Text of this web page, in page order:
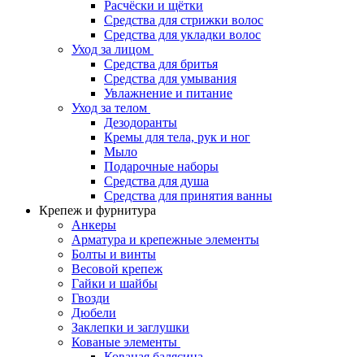
Расчёски и щётки
Средства для стрижки волос
Средства для укладки волос
Уход за лицом
Средства для бритья
Средства для умывания
Увлажнение и питание
Уход за телом
Дезодоранты
Кремы для тела, рук и ног
Мыло
Подарочные наборы
Средства для душа
Средства для принятия ванны
Крепеж и фурнитура
Анкеры
Арматура и крепежные элементы
Болты и винты
Весовой крепеж
Гайки и шайбы
Гвозди
Дюбели
Заклепки и заглушки
Кованые элементы